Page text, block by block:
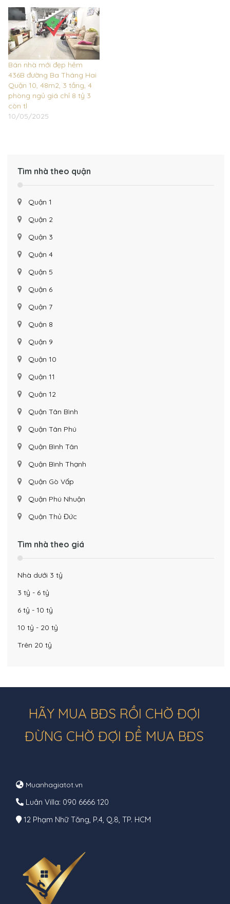
Bán nhà mới đẹp hẻm
436B đường Ba Tháng Hai
Quận 10, 48m2, 3 tầng, 4
phòng ngủ giá chỉ 8 tỷ 3
còn tl
10/05/2025
Tìm nhà theo quận
Quận 1
Quận 2
Quận 3
Quận 4
Quận 5
Quận 6
Quận 7
Quận 8
Quận 9
Quận 10
Quận 11
Quận 12
Quận Tân Bình
Quận Tân Phú
Quận Bình Tân
Quận Bình Thạnh
Quận Gò Vấp
Quận Phú Nhuận
Quận Thủ Đức
Tìm nhà theo giá
Nhà dưới 3 tỷ
3 tỷ - 6 tỷ
6 tỷ - 10 tỷ
10 tỷ - 20 tỷ
Trên 20 tỷ
HÃY MUA BĐS RỒI CHỜ ĐỢI
ĐỪNG CHỜ ĐỢI ĐỂ MUA BĐS
Muanhagiatot.vn
Luân Villa: 090 6666 120
12 Phạm Nhữ Tăng, P.4, Q.8, TP. HCM